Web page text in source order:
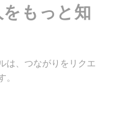
もっと知
は、つながりをリクエ